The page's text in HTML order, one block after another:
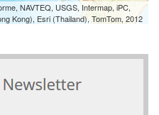
NAVTEQ, USGS, Intermap, iPC,
Kong), Esri (Thailand), TomTom, 2012